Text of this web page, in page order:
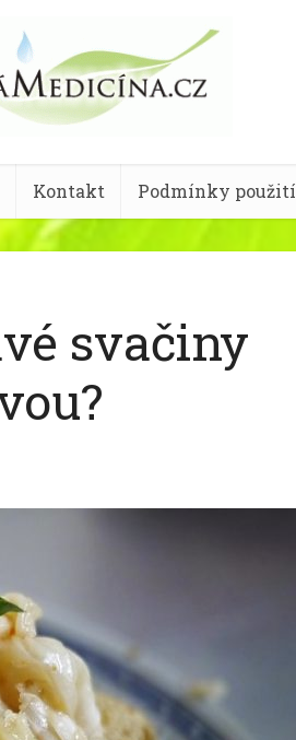
Kontakt Podmínky použití
svačiny